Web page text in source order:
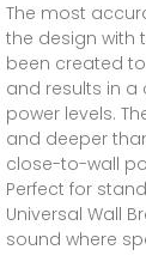
The most
the design with
been created
and results in a
power levels.
and deeper
close-to-wall
Perfect for
Universal Wall
sound where